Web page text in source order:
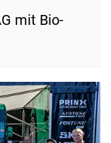
mit Bio-